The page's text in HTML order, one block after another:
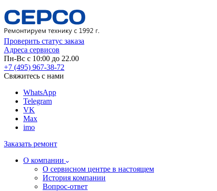
Проверить статус заказа
Адреса сервисов
Пн-Вс с 10:00 до 22.00
+7 (495) 967-38-72
Свяжитесь с нами
WhatsApp
Telegram
VK
Max
imo
Заказать ремонт
О компании
О сервисном центре в настоящем
История компании
Вопрос-ответ